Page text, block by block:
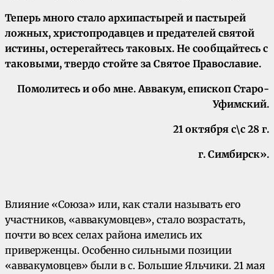
Теперь много стало архипастырей и пастырей
ложных, христопродавцев и предателей святой
истины, остерегайтесь таковых. Не сообщайтесь с
таковыми, твердо стойте за Святое Православие.
Помолитесь и обо мне. Аввакум, епископ Старо-
Уфимский.
21 октября с\с 28 г.
г. Симбирск».
Влияние «Союза» или, как стали называть его
участников, «аввакумовцев», стало возрастать,
почти во всех селах района имелись их
приверженцы. Особенно сильными позиции
«аввакумовцев» были в с. Большие Яльчики. 21 мая